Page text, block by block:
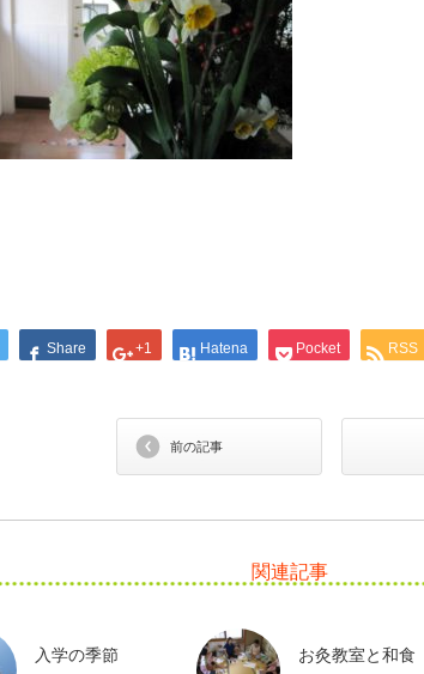
Share +1 Hatena Pocket RSS
前の記事
関連記事
入学の季節 お灸教室と和食